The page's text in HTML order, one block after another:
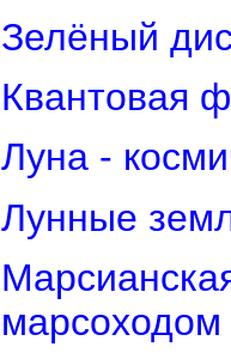
Зелёный
Квантовая
Луна -
Лунные
марсоходом